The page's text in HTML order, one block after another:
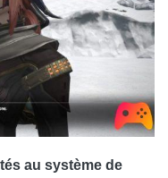
au système de